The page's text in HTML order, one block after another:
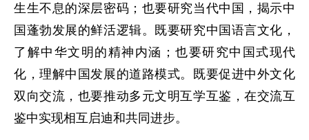
生生不息的深层密码；也要研究当代中国，揭示中
国蓬勃发展的鲜活逻辑。既要研究中国语言文化，
了解中华文明的精神内涵；也要研究中国式现代
化，理解中国发展的道路模式。既要促进中外文化
双向交流，也要推动多元文明互学互鉴，在交流互
鉴中实现相互启迪和共同进步。